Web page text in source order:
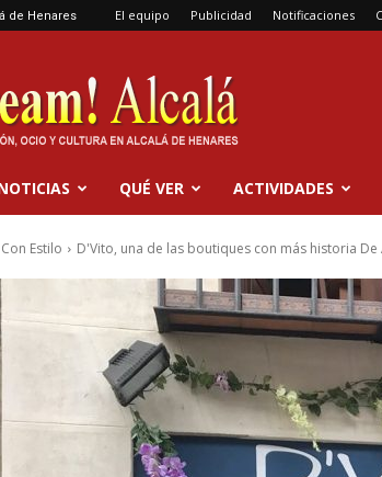
de Henares El equipo Publicidad Notificaciones
QUÉ VER ACTIVIDADES
Con Estilo D'Vito, una de las boutiques con más historia